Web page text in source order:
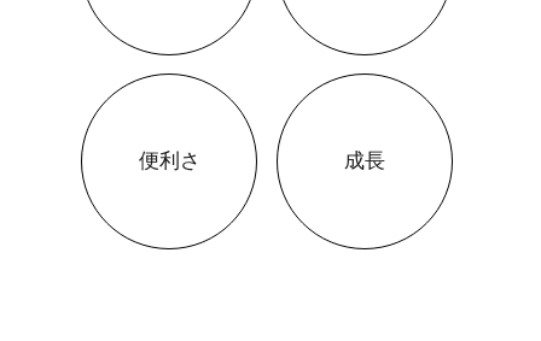
便利さ 成長